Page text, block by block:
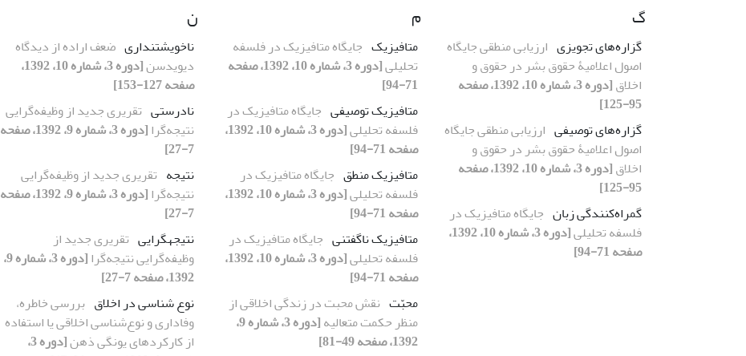
گ
گزاره‌های تجویزی ارزیابی منطقی جایگاه
اصول اعلامیۀ حقوق بشر در حقوق و
اخلاق
[دوره 3، شماره 10، 1392، صفحه
95-125]
گزاره‌های توصیفی ارزیابی منطقی جایگاه
اصول اعلامیۀ حقوق بشر در حقوق و
اخلاق
[دوره 3، شماره 10، 1392، صفحه
95-125]
گمراه‌کنندگی زبان جایگاه متافیزیک در
فلسفه تحلیلی
[دوره 3، شماره 10، 1392،
صفحه 71-94]
م
متافیزیک جایگاه متافیزیک در فلسفه
تحلیلی
[دوره 3، شماره 10، 1392، صفحه
71-94]
متافیزیک توصیفی جایگاه متافیزیک در
فلسفه تحلیلی
[دوره 3، شماره 10، 1392،
صفحه 71-94]
متافیزیک منطق جایگاه متافیزیک در
فلسفه تحلیلی
[دوره 3، شماره 10، 1392،
صفحه 71-94]
متافیزیک ناگفتنی جایگاه متافیزیک در
فلسفه تحلیلی
[دوره 3، شماره 10، 1392،
صفحه 71-94]
محبّت نقش محبت در زندگی اخلاقی از
منظر حکمت متعالیه
[دوره 3، شماره 9،
1392، صفحه 49-81]
ن
ناخویشتنداری ضعف اراده از دیدگاه
دیویدسن
[دوره 3، شماره 10، 1392،
صفحه 127-153]
نادرستی تقریری جدید از وظیفه‌گرایی
نتیجه‌گرا
[دوره 3، شماره 9، 1392، صفحه
7-27]
نتیجه تقریری جدید از وظیفه‌گرایی
نتیجه‌گرا
[دوره 3، شماره 9، 1392، صفحه
7-27]
نتیجهگرایی تقریری جدید از
وظیفه‌گرایی نتیجه‌گرا
[دوره 3، شماره 9،
1392، صفحه 7-27]
نوع شناسی در اخلاق بررسی خاطره،
وفاداری و نوع‌شناسی اخلاقی یا استفاده
از کارکردهای یونگی ذهن
[دوره 3،